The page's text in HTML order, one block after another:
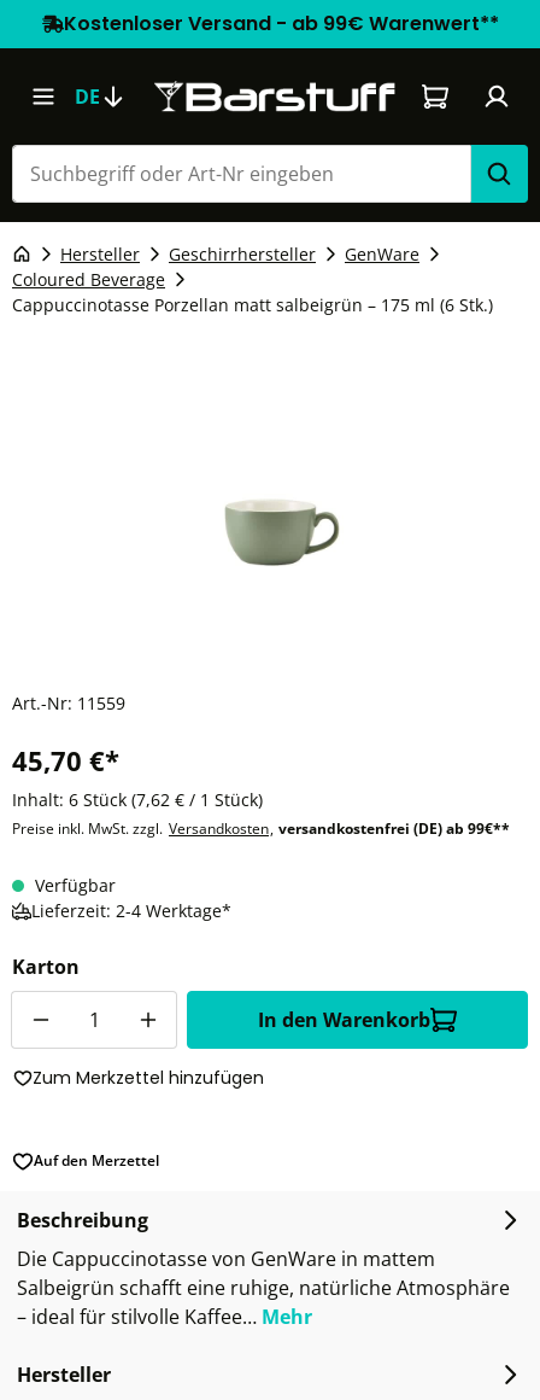
Kostenloser Versand - ab 99€ Warenwert**
DE Warenkorb
Hersteller Geschirrhersteller
GenWare
Coloured Beverage
Cappuccinotasse Porzellan matt salbeigrün – 175 ml (6 Stk.)
Art.-Nr: 11559
45,70 €*
Inhalt: 6 Stück (7,62 € / 1 Stück)
Preise inkl. MwSt. zzgl. Versandkosten, versandkostenfrei (DE) ab 99€**
Verfügbar
Lieferzeit: 2-4 Werktage*
Karton
In den Warenkorb
Zum Merkzettel hinzufügen
Auf den Merzettel
Beschreibung
Die Cappuccinotasse von GenWare in mattem
Salbeigrün schafft eine ruhige, natürliche Atmosphäre
– ideal für stilvolle Kaffee… Mehr
Hersteller